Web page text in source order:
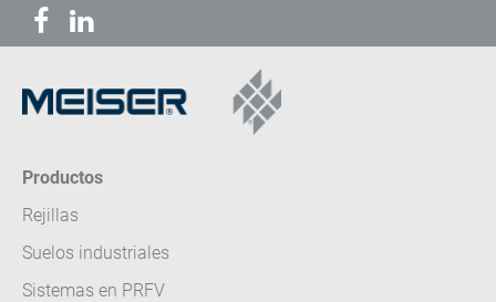
Productos
Rejillas
Suelos industriales
Sistemas en PRFV